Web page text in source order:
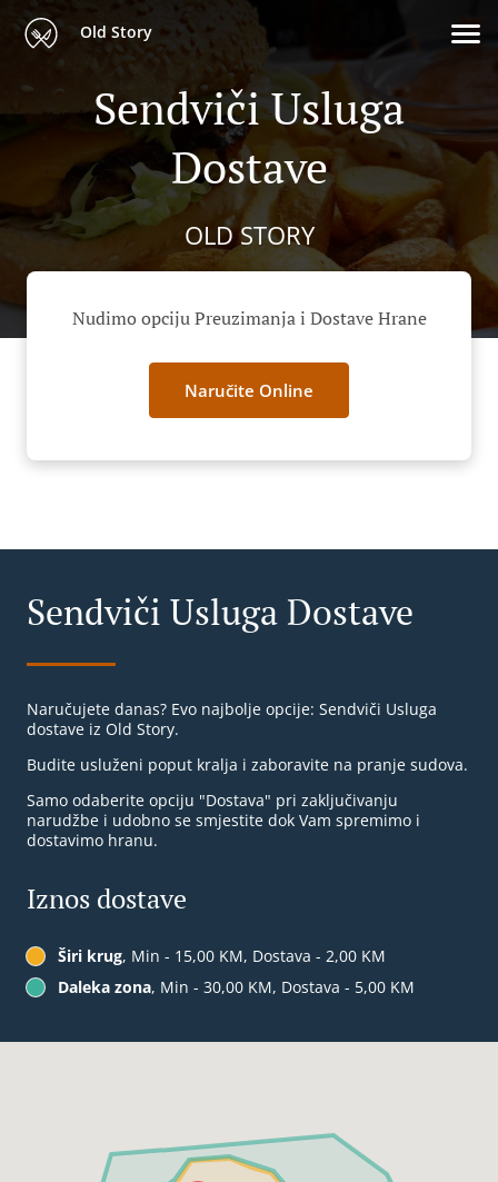
Old Story
Sendviči Usluga
Dostave
OLD STORY
Nudimo opciju Preuzimanja i Dostave Hrane
Naručite Online
Sendviči Usluga Dostave
Naručujete danas? Evo najbolje opcije: Sendviči Usluga
dostave iz Old Story.
Budite usluženi poput kralja i zaboravite na pranje sudova.
Samo odaberite opciju "Dostava" pri zaključivanju
narudžbe i udobno se smjestite dok Vam spremimo i
dostavimo hranu.
Iznos dostave
Širi krug, Min - 15,00 KM, Dostava - 2,00 KM
Daleka zona, Min - 30,00 KM, Dostava - 5,00 KM